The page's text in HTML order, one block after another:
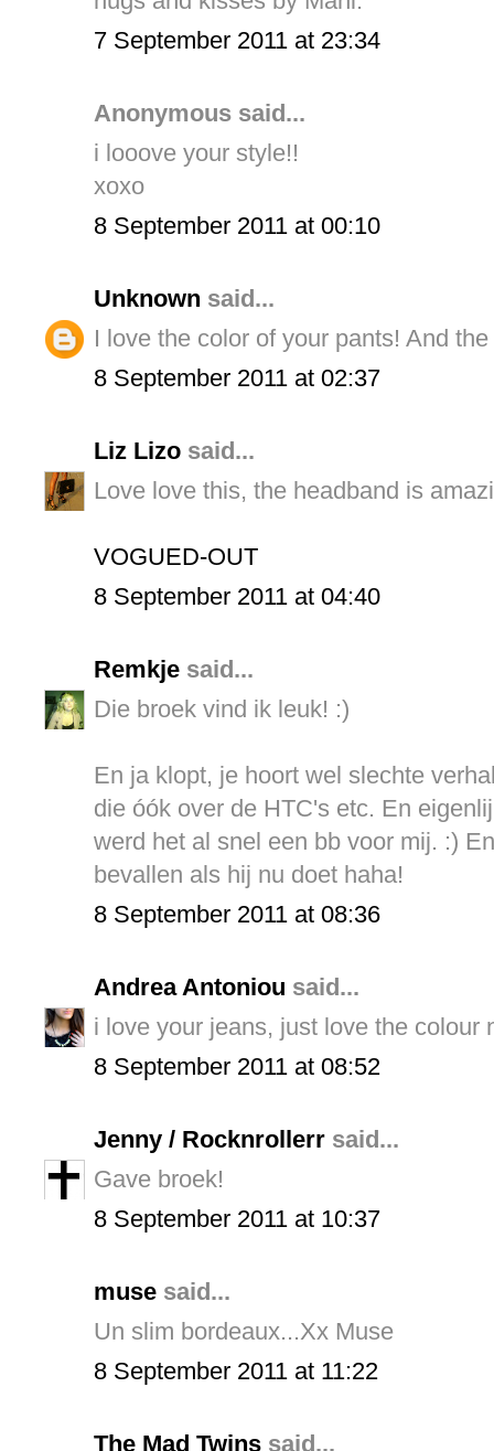
7 September 2011 at 23:34
Anonymous said...
i looove your style!!
xoxo
8 September 2011 at 00:10
Unknown said...
I love the color of your pants! And
8 September 2011 at 02:37
Liz Lizo said...
Love love this, the headband is
VOGUED-OUT
8 September 2011 at 04:40
Remkje said...
Die broek vind ik leuk! :)
En ja klopt, je hoort wel slechte
die óók over de HTC's etc. En
werd het al snel een bb voor mij. :)
bevallen als hij nu doet haha!
8 September 2011 at 08:36
Andrea Antoniou said...
i love your jeans, just love the colour
8 September 2011 at 08:52
Jenny / Rocknrollerr said...
Gave broek!
8 September 2011 at 10:37
muse said...
Un slim bordeaux...Xx Muse
8 September 2011 at 11:22
The Mad Twins said...